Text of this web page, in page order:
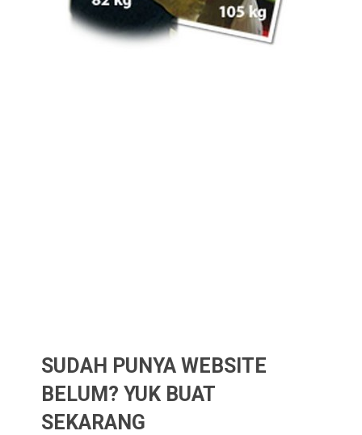
SUDAH PUNYA WEBSITE
BELUM? YUK BUAT
SEKARANG